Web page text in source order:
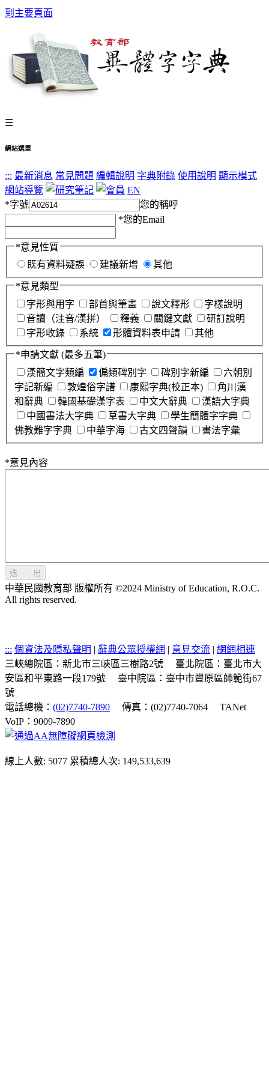
到主要頁面
☰
網站選單
::: 最新消息 常見問題 編輯說明 字典附錄 使用說明 顯示模式
網站導覽
EN
*字號
您的稱呼
*您的Email
*意見性質
既有資料疑誤
建議新增 其他
*意見類型
字形與用字
部首與筆畫 說文釋形
字樣說明
音讀（注音/漢拼）
釋義 關鍵文獻
研訂說明
字形收錄
系統 形體資料表申請 其他
*申請文獻 (最多五筆)
漢簡文字類編
偏類碑別字 碑別字新編
六朝別
字記新編
敦煌俗字譜 康熙字典(校正本)
角川漢
和辭典
韓國基礎漢字表 中文大辭典
漢語大字典
中國書法大字典
草書大字典
學生簡體字字典
佛教難字字典
中華字海 古文四聲韻 書法字彙
*意見內容
送 出
中華民國教育部 版權所有 ©2024 Ministry of Education, R.O.C.
All rights reserved.
::: 個資法及隱私聲明 | 辭典公眾授權網 | 意見交流 | 網網相連
三峽總院區：新北市三峽區三樹路2號
臺北院區：臺北市大
安區和平東路一段179號
臺中院區：臺中市豐原區師範街67
號
電話總機： (02)7740-7890 傳真：(02)7740-7064
TANet
VoIP：9009-7890
線上人數: 5077 累積總人次: 149,533,639